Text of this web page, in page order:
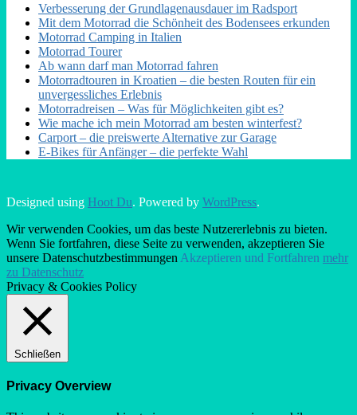
Verbesserung der Grundlagenausdauer im Radsport
Mit dem Motorrad die Schönheit des Bodensees erkunden
Motorrad Camping in Italien
Motorrad Tourer
Ab wann darf man Motorrad fahren
Motorradtouren in Kroatien – die besten Routen für ein
unvergessliches Erlebnis
Motorradreisen – Was für Möglichkeiten gibt es?
Wie mache ich mein Motorrad am besten winterfest?
Carport – die preiswerte Alternative zur Garage
E-Bikes für Anfänger – die perfekte Wahl
Designed using Hoot Du. Powered by WordPress.
Wir verwenden Cookies, um das beste Nutzererlebnis zu bieten.
Wenn Sie fortfahren, diese Seite zu verwenden, akzeptieren Sie
unsere Datenschutzbestimmungen Akzeptieren und Fortfahren mehr
zu Datenschutz
Privacy & Cookies Policy
Schließen
Privacy Overview